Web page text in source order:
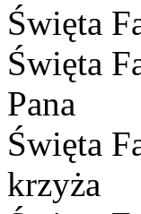
Święta
Święta
Pana
Święta
krzyża